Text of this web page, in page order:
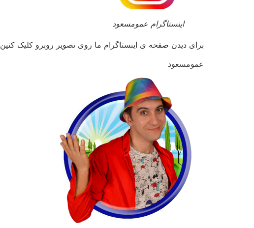
اینستاگرام عمومسعود
برای دیدن صفحه ی اینستاگرام ما روی تصویر روبرو کلیک کنین
عمومسعود